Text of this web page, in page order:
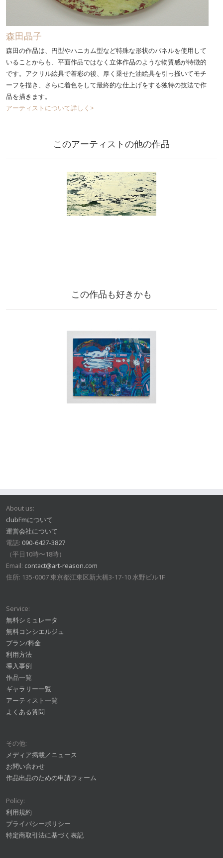
森田晶子
森田の作品は、円型やハニカム型など特殊な形状のパネルを使用して
いることからも、平面作品ではなく立体作品のような物質感が特徴的
です。アクリル絵具で着彩の後、厚く乗せた油絵具を引っ掻いてモチ
ーフを描き、さらに着色をして最終的な仕上げをする独特の技法で作
品を描きます。
アーティストについて詳しく>
このアーティストの他の作品
この作品も好きかも
About us:
clubFmについて
運営会社について
電話: 090-6427-3827
（平日10時〜18時）
Email: contact@art-reason.com
住所: 135-0007 東京都江東区新大橋3-17-10 水野ビル1F
Service:
無料シミュレータ
無料コンシエルジュ
プラン/料金
利用方法
導入事例
作品一覧
ギャラリー一覧
アーティスト一覧
よくある質問
その他:
メディア掲載／ニュース
お問い合わせ
作品出品のための申請フォーム
Policy:
利用規約
プライバシーポリシー
特定商取引法に基づく表記